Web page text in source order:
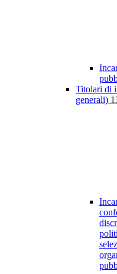
Titolari di
generali)